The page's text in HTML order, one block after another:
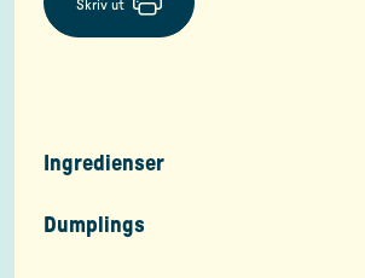
Skriv ut
Ingredienser
Dumplings